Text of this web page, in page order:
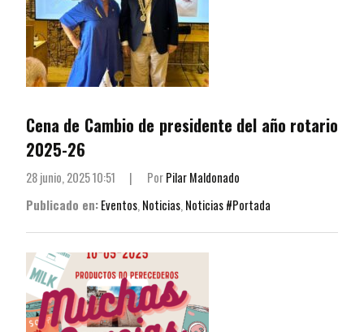
Cena de Cambio de presidente del año rotario
2025-26
28 junio, 2025 10:51 | PorPilar Maldonado
Publicado en:Eventos, Noticias, Noticias #Portada